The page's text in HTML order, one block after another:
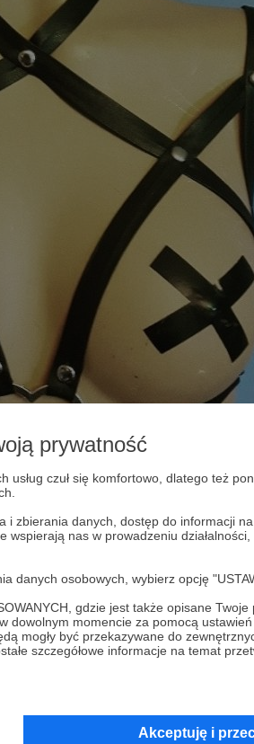
prywatność
czuł się komfortowo, dlatego też
zbierania danych, dostęp do informacji
nas w prowadzeniu
osobowych, wybierz opcję
gdzie jest także opisane Twoje
momencie za pomocą
mogły być przekazywane do
szczegółowe informacje na temat
Akceptuję i
na
w ofercie
lub wysyłajcie w
wymarzony warsztat w